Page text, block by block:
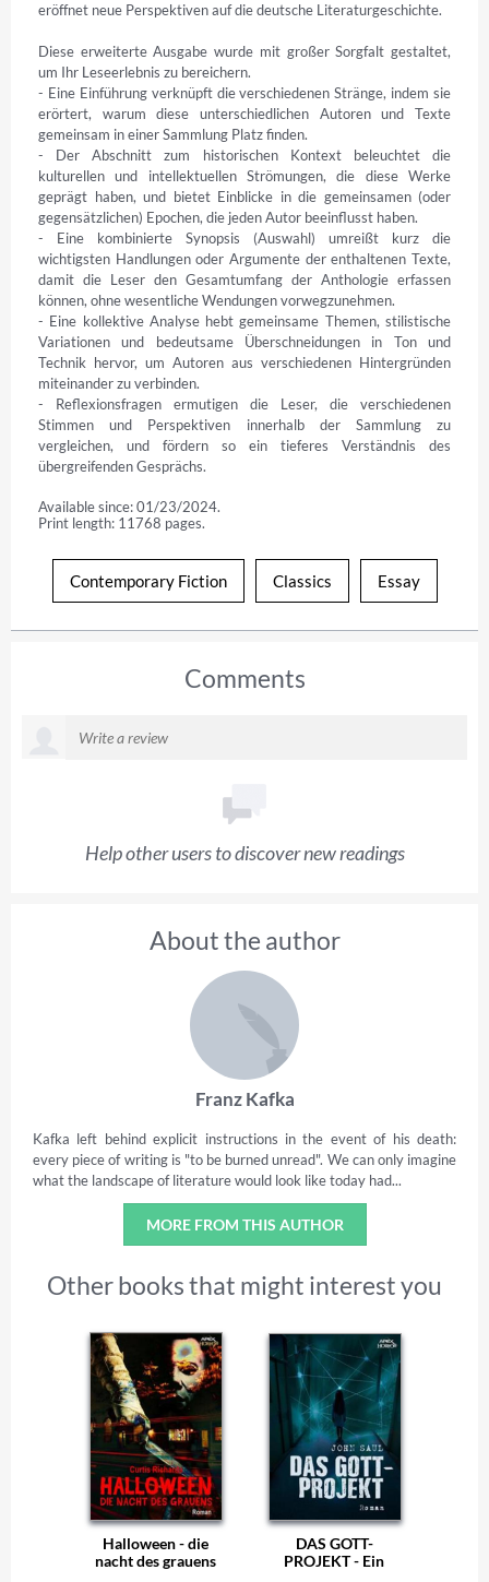
eröffnet neue Perspektiven auf die deutsche Literaturgeschichte.
Diese erweiterte Ausgabe wurde mit großer Sorgfalt gestaltet,
um Ihr Leseerlebnis zu bereichern.
- Eine Einführung verknüpft die verschiedenen Stränge, indem sie
erörtert, warum diese unterschiedlichen Autoren und Texte
gemeinsam in einer Sammlung Platz finden.
- Der Abschnitt zum historischen Kontext beleuchtet die
kulturellen und intellektuellen Strömungen, die diese Werke
geprägt haben, und bietet Einblicke in die gemeinsamen (oder
gegensätzlichen) Epochen, die jeden Autor beeinflusst haben.
- Eine kombinierte Synopsis (Auswahl) umreißt kurz die
wichtigsten Handlungen oder Argumente der enthaltenen Texte,
damit die Leser den Gesamtumfang der Anthologie erfassen
können, ohne wesentliche Wendungen vorwegzunehmen.
- Eine kollektive Analyse hebt gemeinsame Themen, stilistische
Variationen und bedeutsame Überschneidungen in Ton und
Technik hervor, um Autoren aus verschiedenen Hintergründen
miteinander zu verbinden.
- Reflexionsfragen ermutigen die Leser, die verschiedenen
Stimmen und Perspektiven innerhalb der Sammlung zu
vergleichen, und fördern so ein tieferes Verständnis des
übergreifenden Gesprächs.
Available since: 01/23/2024.
Print length: 11768 pages.
Contemporary Fiction Classics Essay
Comments
Help other users to discover new readings
About the author
Franz Kafka
Kafka left behind explicit instructions in the event of his death:
every piece of writing is "to be burned unread". We can only imagine
what the landscape of literature would look like today had...
MORE FROM THIS AUTHOR
Other books that might interest you
Halloween - die
nacht des grauens
DAS GOTT-
PROJEKT - Ein